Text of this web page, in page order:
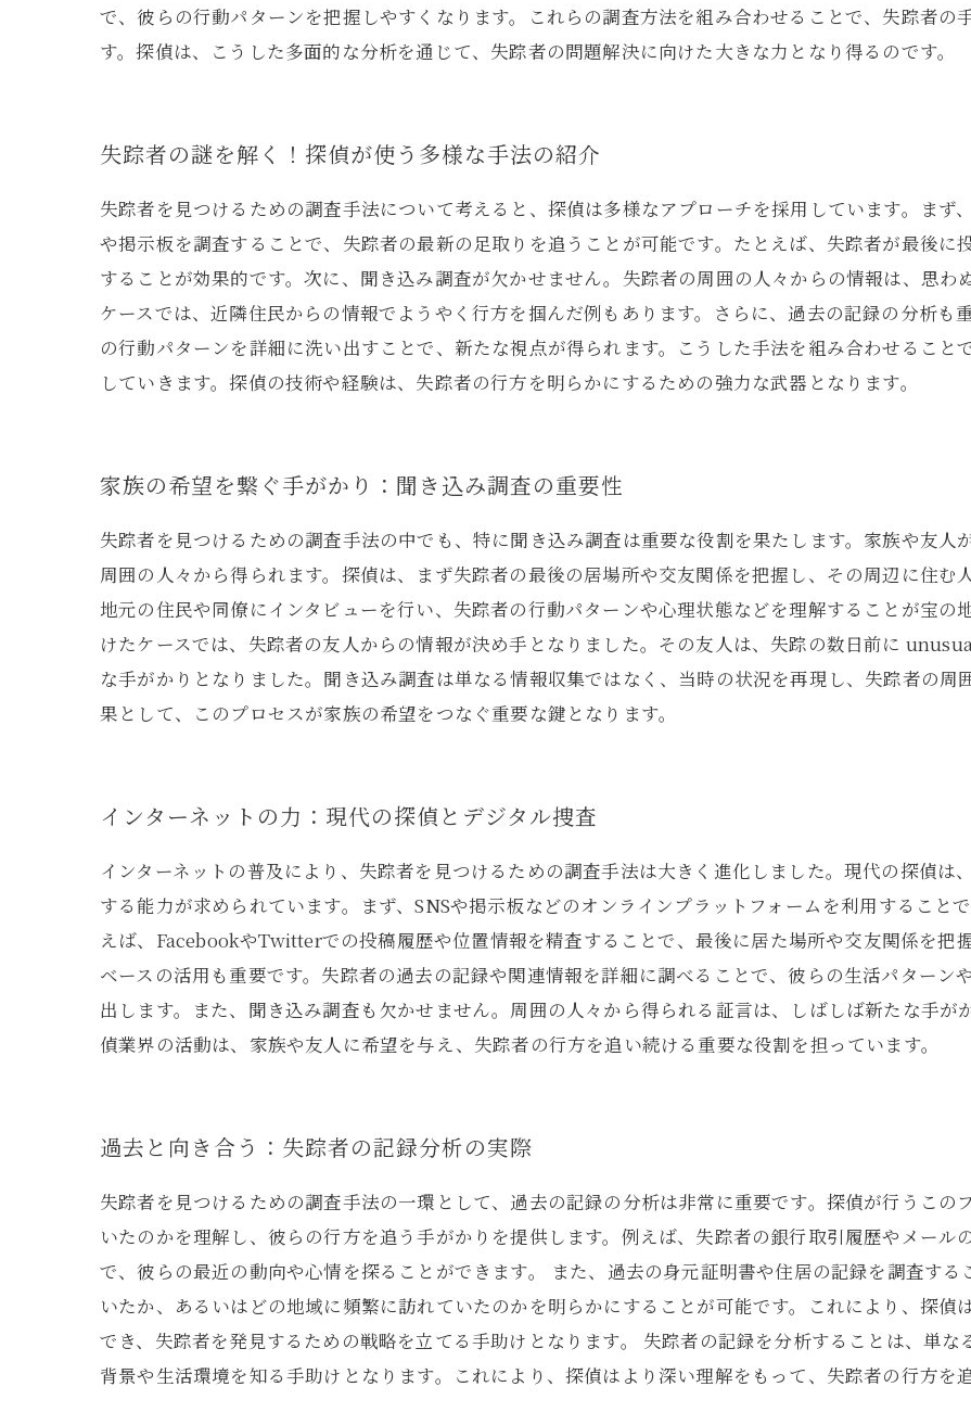
で、彼らの行動パターンを把握しやすくなります。これらの調査方法を組み合わせることで、失踪者の
す。探偵は、こうした多面的な分析を通じて、失踪者の問題解決に向けた大きな力となり得るのです。
失踪者の謎を解く！探偵が使う多様な手法の紹介
失踪者を見つけるための調査手法について考えると、探偵は多様なアプローチを採用しています。まず
や掲示板を調査することで、失踪者の最新の足取りを追うことが可能です。たとえば、失踪者が最後に
することが効果的です。次に、聞き込み調査が欠かせません。失踪者の周囲の人々からの情報は、思わ
ケースでは、近隣住民からの情報でようやく行方を掴んだ例もあります。さらに、過去の記録の分析も
の行動パターンを詳細に洗い出すことで、新たな視点が得られます。こうした手法を組み合わせること
していきます。探偵の技術や経験は、失踪者の行方を明らかにするための強力な武器となります。
家族の希望を繋ぐ手がかり：聞き込み調査の重要性
失踪者を見つけるための調査手法の中でも、特に聞き込み調査は重要な役割を果たします。家族や友人
周囲の人々から得られます。探偵は、まず失踪者の最後の居場所や交友関係を把握し、その周辺に住む
地元の住民や同僚にインタビューを行い、失踪者の行動パターンや心理状態などを理解することが宝の
けたケースでは、失踪者の友人からの情報が決め手となりました。その友人は、失踪の数日前に
な手がかりとなりました。聞き込み調査は単なる情報収集ではなく、当時の状況を再現し、失踪者の周
果として、このプロセスが家族の希望をつなぐ重要な鍵となります。
インターネットの力：現代の探偵とデジタル捜査
インターネットの普及により、失踪者を見つけるための調査手法は大きく進化しました。現代の探偵は
する能力が求められています。まず、SNSや掲示板などのオンラインプラットフォームを利用すること
えば、FacebookやTwitterでの投稿履歴や位置情報を精査することで、最後に居た場所や交友関係を把
ベースの活用も重要です。失踪者の過去の記録や関連情報を詳細に調べることで、彼らの生活パターン
出します。また、聞き込み調査も欠かせません。周囲の人々から得られる証言は、しばしば新たな手が
偵業界の活動は、家族や友人に希望を与え、失踪者の行方を追い続ける重要な役割を担っています。
過去と向き合う：失踪者の記録分析の実際
失踪者を見つけるための調査手法の一環として、過去の記録の分析は非常に重要です。探偵が行うこの
いたのかを理解し、彼らの行方を追う手がかりを提供します。例えば、失踪者の銀行取引履歴やメール
で、彼らの最近の動向や心情を探ることができます。 また、過去の身元証明書や住居の記録を調査す
いたか、あるいはどの地域に頻繁に訪れていたのかを明らかにすることが可能です。これにより、探偵
でき、失踪者を発見するための戦略を立てる手助けとなります。 失踪者の記録を分析することは、単
背景や生活環境を知る手助けとなります。これにより、探偵はより深い理解をもって、失踪者の行方を